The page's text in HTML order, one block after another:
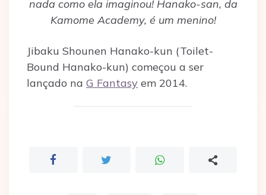
nada como ela imaginou! Hanako-san, da
Kamome Academy, é um menino!
Jibaku Shounen Hanako-kun (Toilet-
Bound Hanako-kun) começou a ser
lançado na G Fantasy em 2014.